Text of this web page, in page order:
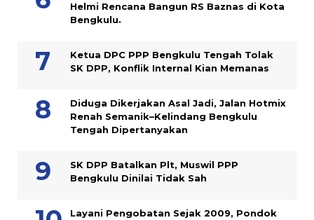
Helmi Rencana Bangun RS Baznas di Kota
Bengkulu.
Ketua DPC PPP Bengkulu Tengah Tolak
SK DPP, Konflik Internal Kian Memanas
Diduga Dikerjakan Asal Jadi, Jalan Hotmix
Renah Semanik–Kelindang Bengkulu
Tengah Dipertanyakan
SK DPP Batalkan Plt, Muswil PPP
Bengkulu Dinilai Tidak Sah
Layani Pengobatan Sejak 2009, Pondok